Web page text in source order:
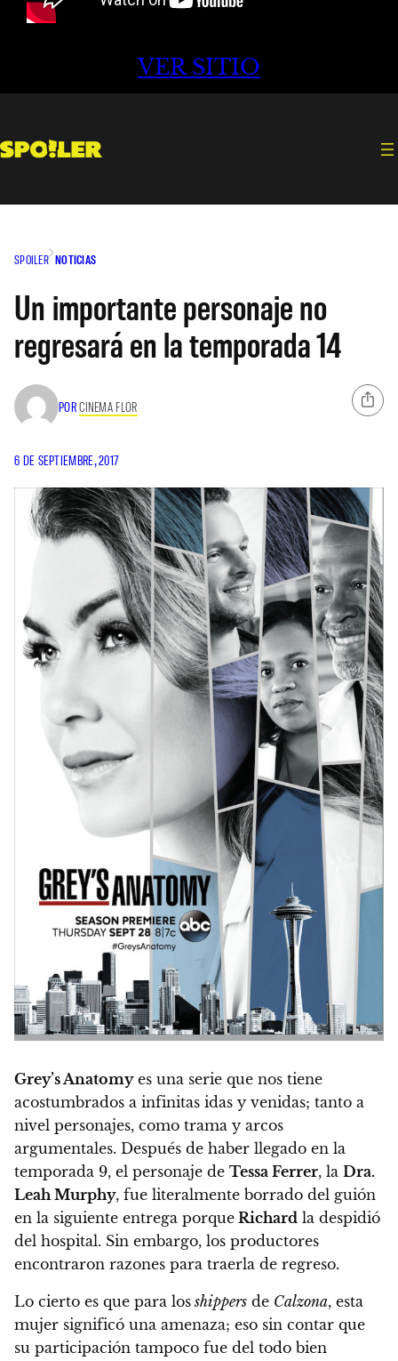
VER SITIO
SPOILER NOTICIAS
Un importante personaje no
regresará en la temporada 14
PORCINEMA FLOR
6 DE SEPTIEMBRE, 2017
Grey’s Anatomyes una serie que nos tiene
acostumbrados a infinitas idas y venidas; tanto a
nivel personajes, como trama y arcos
argumentales. Después de haber llegado en la
temporada 9, el personaje de Tessa Ferrer, la Dra.
Leah Murphy, fue literalmente borrado del guión
en la siguiente entrega porque Richard la despidió
del hospital. Sin embargo, los productores
encontraron razones para traerla de regreso.
Lo cierto es que para losshippers de Calzona, esta
mujer significó una amenaza; eso sin contar que
su participación tampoco fue del todo bien